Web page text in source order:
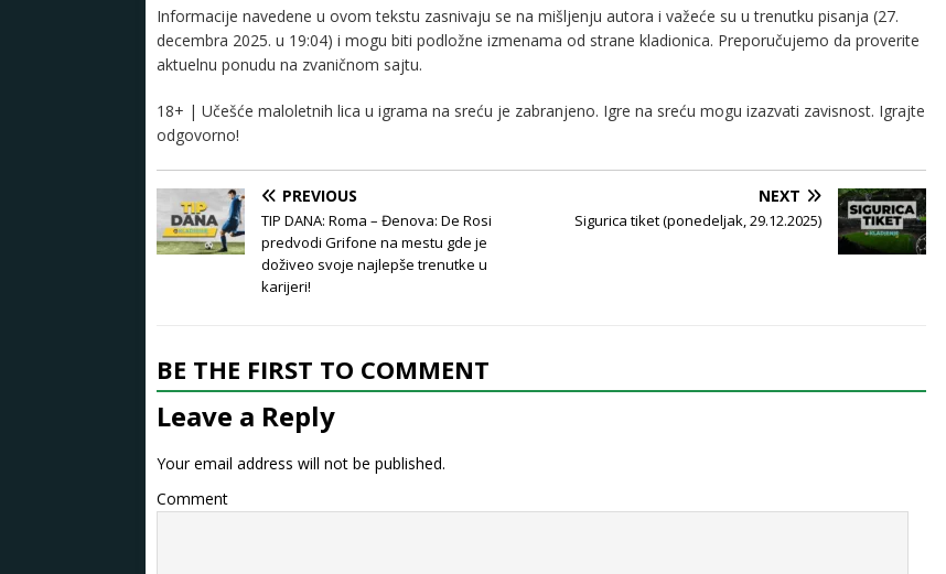
Informacije navedene u ovom tekstu zasnivaju se na mišljenju autora i važeće su u trenutku pisanja (27.
decembra 2025. u 19:04) i mogu biti podložne izmenama od strane kladionica. Preporučujemo da proverite
aktuelnu ponudu na zvaničnom sajtu.
18+ | Učešće maloletnih lica u igrama na sreću je zabranjeno. Igre na sreću mogu izazvati zavisnost. Igrajte
odgovorno!
PREVIOUS
TIP DANA: Roma – Đenova: De Rosi
predvodi Grifone na mestu gde je
doživeo svoje najlepše trenutke u
karijeri!
NEXT
Sigurica tiket (ponedeljak, 29.12.2025)
BE THE FIRST TO COMMENT
Leave a Reply
Your email address will not be published.
Comment